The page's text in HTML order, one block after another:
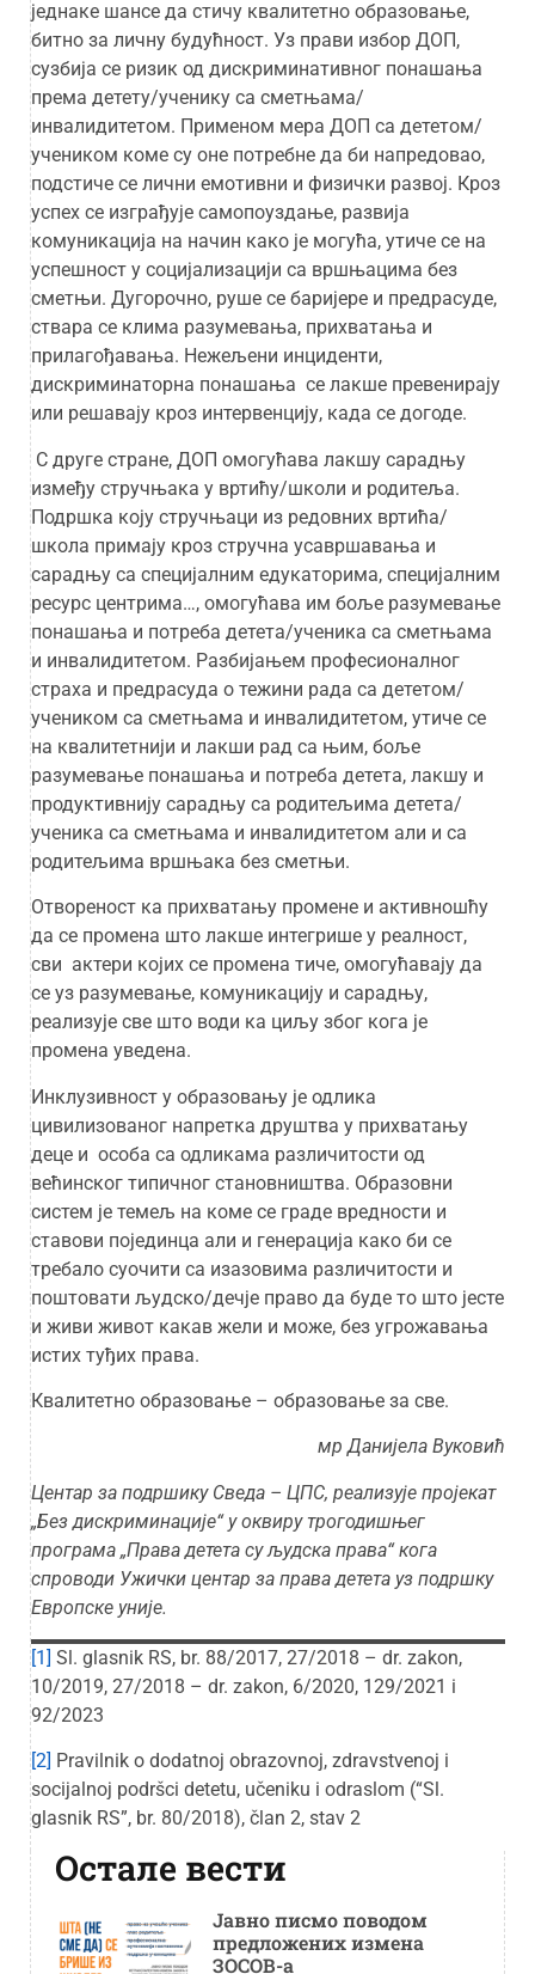
једнаке шансе да стичу квалитетно образовање,
битно за личну будућност. Уз прави избор ДОП,
сузбија се ризик од дискриминативног понашања
према детету/ученику са сметњама/
инвалидитетом. Применом мера ДОП са дететом/
учеником коме су оне потребне да би напредовао,
подстиче се лични емотивни и физички развој. Кроз
успех се изграђује самопоуздање, развија
комуникација на начин како је могућа, утиче се на
успешност у социјализацији са вршњацима без
сметњи. Дугорочно, руше се баријере и предрасуде,
ствара се клима разумевања, прихватања и
прилагођавања. Нежељени инциденти,
дискриминаторна понашања се лакше превенирају
или решавају кроз интервенцију, када се догоде.
С друге стране, ДОП омогућава лакшу сарадњу
између стручњака у вртићу/школи и родитеља.
Подршка коју стручњаци из редовних вртића/
школа примају кроз стручна усавршавања и
сарадњу са специјалним едукаторима, специјалним
ресурс центрима…, омогућава им боље разумевање
понашања и потреба детета/ученика са сметњама
и инвалидитетом. Разбијањем професионалног
страха и предрасуда о тежини рада са дететом/
учеником са сметњама и инвалидитетом, утиче се
на квалитетнији и лакши рад са њим, боље
разумевање понашања и потреба детета, лакшу и
продуктивнију сарадњу са родитељима детета/
ученика са сметњама и инвалидитетом али и са
родитељима вршњака без сметњи.
Отвореност ка прихватању промене и активношћу
да се промена што лакше интегрише у реалност,
сви актери којих се промена тиче, омогућавају да
се уз разумевање, комуникацију и сарадњу,
реализује све што води ка циљу због кога је
промена уведена.
Инклузивност у образовању је одлика
цивилизованог напретка друштва у прихватању
деце и особа са одликама различитости од
већинског типичног становништва. Образовни
систем је темељ на коме се граде вредности и
ставови појединца али и генерација како би се
требало суочити са изазовима различитости и
поштовати људско/дечје право да буде то што јесте
и живи живот какав жели и може, без угрожавања
истих туђих права.
Квалитетно образовање – образовање за све.
мр Данијела Вуковић
Центар за подршику Сведа – ЦПС, реализује пројекат
„Без дискриминације“ у оквиру трогодишњег
програма „Права детета су људска права“ кога
спроводи Ужички центар за права детета уз подршку
Европске уније.
[1] Sl. glasnik RS, br. 88/2017, 27/2018 – dr. zakon,
10/2019, 27/2018 – dr. zakon, 6/2020, 129/2021 i
92/2023
[2] Pravilnik o dodatnoj obrazovnoj, zdravstvenoj i
socijalnoj podršci detetu, učeniku i odraslom (“Sl.
glasnik RS”, br. 80/2018), član 2, stav 2
Остале вести
Јавно писмо поводом
предложених измена
ЗОСОВ-а